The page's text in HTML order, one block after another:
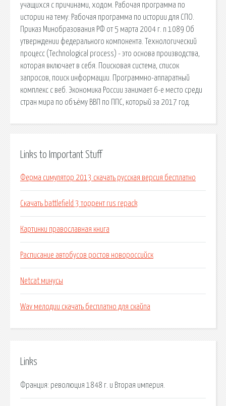
учащихся с причинами, ходом. Рабочая программа по
истории на тему: Рабочая программа по истории для СПО.
Приказ Минобразования РФ от 5 марта 2004 г. n 1089 Об
утверждении федерального компонента. Технологический
процесс (Technological process) - это основа производства,
которая включает в себя. Поисковая сиcтема, список
запросов, поиск информации. Программно-аппаратный
комплекс с веб. Экономика России занимает 6-е место среди
стран мира по объёму ВВП по ППС, который за 2017 год.
Links to Important Stuff
Ферма симулятор 2013 скачать русская версия бесплатно
Скачать battlefield 3 торрент rus repack
Картинки православная книга
Расписание автобусов ростов новороссийск
Netcat минусы
Wav мелодии скачать бесплатно для скайпа
Links
Франция: революция 1848 г. и Вторая империя.